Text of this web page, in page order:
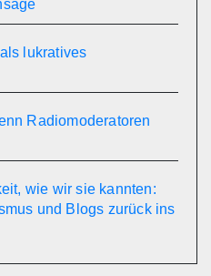
lukratives
Radiomoderatoren
wie wir sie kannten:
und Blogs zurück ins